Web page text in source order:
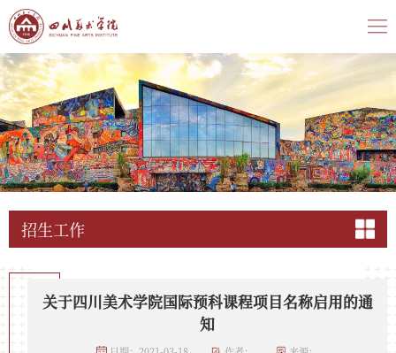
招生工作
关于四川美术学院国际预科课程项目名称启用的通
知